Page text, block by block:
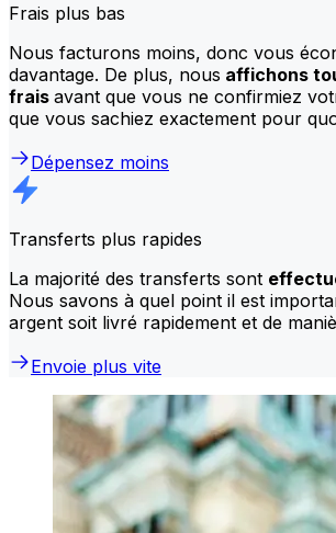
Frais plus bas
Nous facturons moins, donc vous
davantage. De plus, nous affichons
frais avant que vous ne confirmiez
que vous sachiez exactement pour
Dépensez moins
Transferts plus rapides
La majorité des transferts sont
Nous savons à quel point il est
argent soit livré rapidement et de
Envoie plus vite